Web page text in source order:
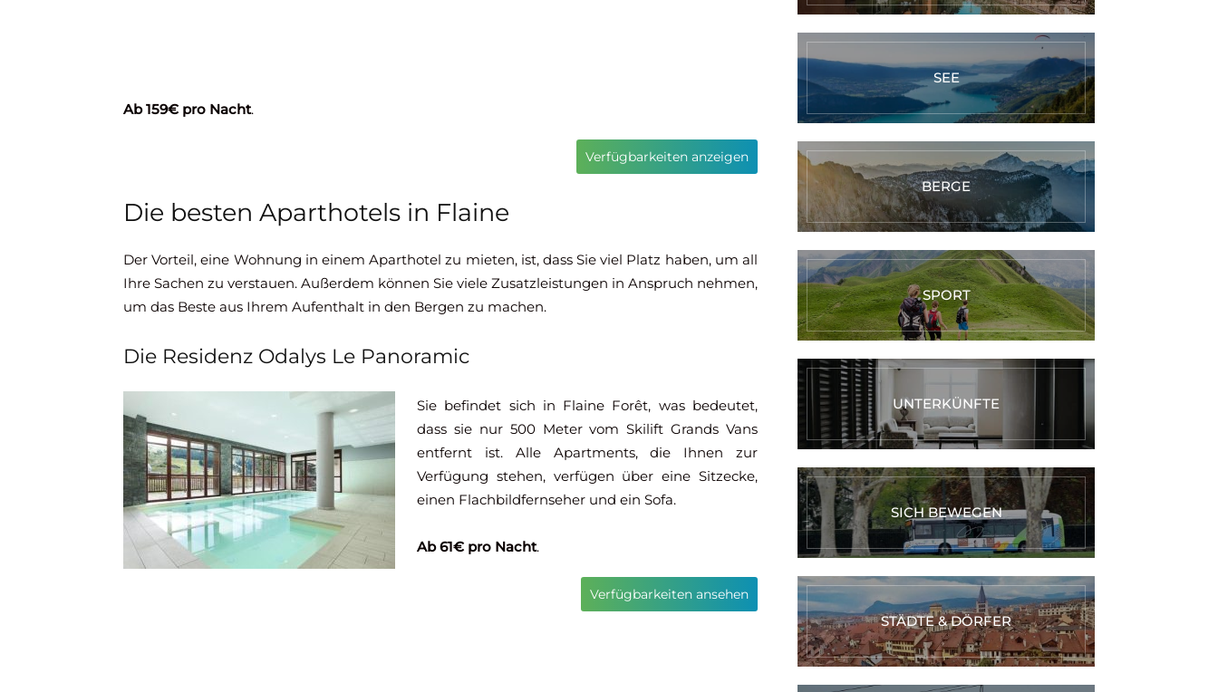
Ab 159€ pro Nacht.
Verfügbarkeiten anzeigen
Die besten Aparthotels in Flaine
Der Vorteil, eine Wohnung in einem Aparthotel zu mieten, ist, dass Sie viel Platz haben, um all
Ihre Sachen zu verstauen. Außerdem können Sie viele Zusatzleistungen in Anspruch nehmen,
um das Beste aus Ihrem Aufenthalt in den Bergen zu machen.
Die Residenz Odalys Le Panoramic
Sie befindet sich in Flaine Forêt, was bedeutet,
dass sie nur 500 Meter vom Skilift Grands Vans
entfernt ist. Alle Apartments, die Ihnen zur
Verfügung stehen, verfügen über eine Sitzecke,
einen Flachbildfernseher und ein Sofa.
Ab 61€ pro Nacht.
Verfügbarkeiten ansehen
SEE
BERGE
SPORT
UNTERKÜNFTE
SICH BEWEGEN
STÄDTE & DÖRFER